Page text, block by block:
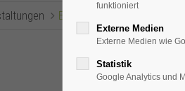
Eventsreader (Timeline)
funktioniert
Externe Medien
Externe Medien wie
Statistik
Google Analytics und